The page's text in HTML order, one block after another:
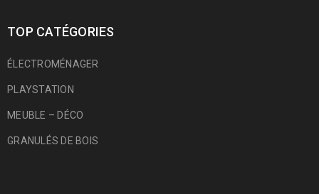
TOP CATÉGORIES
ÉLECTROMÉNAGER
PLAYSTATION
MEUBLE – DÉCO
GRANULÉS DE BOIS